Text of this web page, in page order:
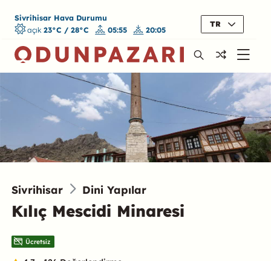
Sivrihisar Hava Durumu
açık 23°C / 28°C 05:55 20:05
TR
Sivrihisar Dini Yapılar
Kılıç Mescidi Minaresi
Ücretsiz